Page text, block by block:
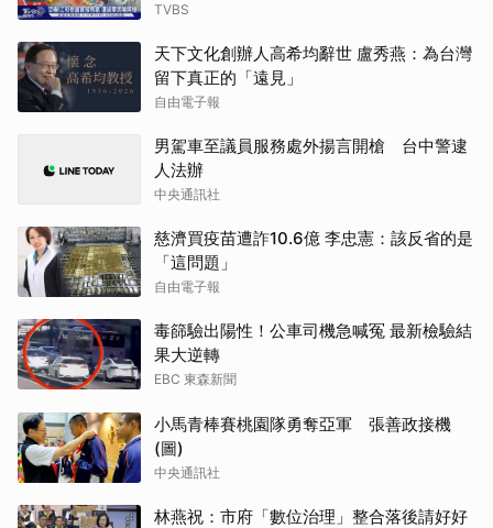
TVBS
天下文化創辦人高希均辭世 盧秀燕：為台灣
留下真正的「遠見」
自由電子報
男駕車至議員服務處外揚言開槍 台中警逮
人法辦
中央通訊社
慈濟買疫苗遭詐10.6億 李忠憲：該反省的是
「這問題」
自由電子報
毒篩驗出陽性！公車司機急喊冤 最新檢驗結
果大逆轉
EBC 東森新聞
小馬青棒賽桃園隊勇奪亞軍 張善政接機
(圖)
中央通訊社
林燕祝：市府「數位治理」整合落後請好好